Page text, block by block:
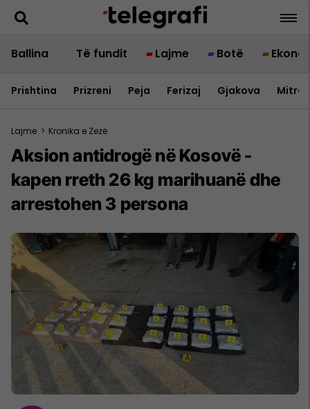
Ballina Të fundit Lajme Botë
Prishtina Prizreni Peja Ferizaj Gjakova
Lajme > Kronika e Zezë
Aksion antidrogë në Kosovë -
kapen rreth 26 kg marihuanë dhe
arrestohen 3 persona